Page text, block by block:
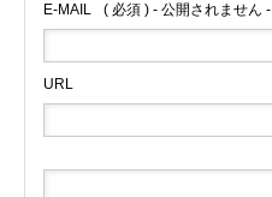
E-MAIL ( 必須 ) - 公開されません -
URL